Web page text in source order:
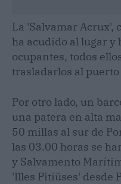
La 'Salvamar Acrux',
ha acudido al lugar y
ocupantes, todos
trasladarlos al puerto
Por otro lado, un
una patera en alta
50 millas al sur de
las 03.00 horas se
y Salvamento
'Illes Pitiüses' desde